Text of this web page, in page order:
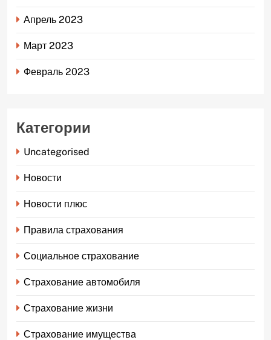
Апрель 2023
Март 2023
Февраль 2023
Категории
Uncategorised
Новости
Новости плюс
Правила страхования
Социальное страхование
Страхование автомобиля
Страхование жизни
Страхование имущества